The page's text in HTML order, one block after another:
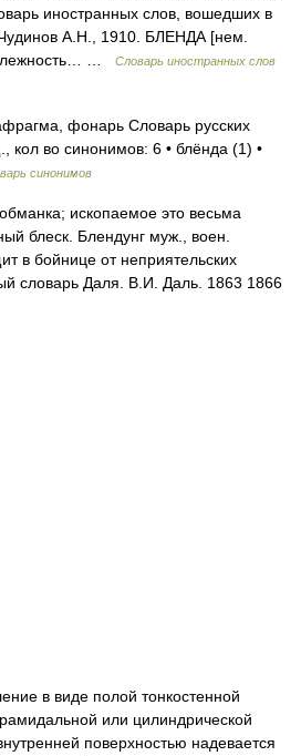
иностранных слов, вошедших в
Чудинов А.Н., 1910. БЛЕНДА [нем.
…
Словарь иностранных слов
фонарь Словарь русских
кол во синонимов: 6 • блёнда (1) •
синонимов
ископаемое это весьма
блеск. Блендунг муж., воен.
в бойнице от неприятельских
словарь Даля. В.И. Даль. 1863 1866
в виде полой тонкостенной
или цилиндрической
поверхностью надевается